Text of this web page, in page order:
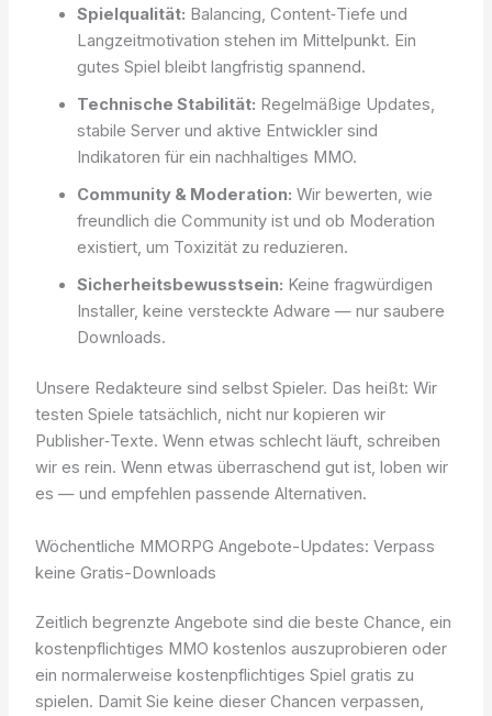
Spielqualität: Balancing, Content‑Tiefe und
Langzeitmotivation stehen im Mittelpunkt. Ein
gutes Spiel bleibt langfristig spannend.
Technische Stabilität: Regelmäßige Updates,
stabile Server und aktive Entwickler sind
Indikatoren für ein nachhaltiges MMO.
Community & Moderation: Wir bewerten, wie
freundlich die Community ist und ob Moderation
existiert, um Toxizität zu reduzieren.
Sicherheitsbewusstsein: Keine fragwürdigen
Installer, keine versteckte Adware — nur saubere
Downloads.
Unsere Redakteure sind selbst Spieler. Das heißt: Wir
testen Spiele tatsächlich, nicht nur kopieren wir
Publisher‑Texte. Wenn etwas schlecht läuft, schreiben
wir es rein. Wenn etwas überraschend gut ist, loben wir
es — und empfehlen passende Alternativen.
Wöchentliche MMORPG Angebote-Updates: Verpass
keine Gratis-Downloads
Zeitlich begrenzte Angebote sind die beste Chance, ein
kostenpflichtiges MMO kostenlos auszuprobieren oder
ein normalerweise kostenpflichtiges Spiel gratis zu
spielen. Damit Sie keine dieser Chancen verpassen,